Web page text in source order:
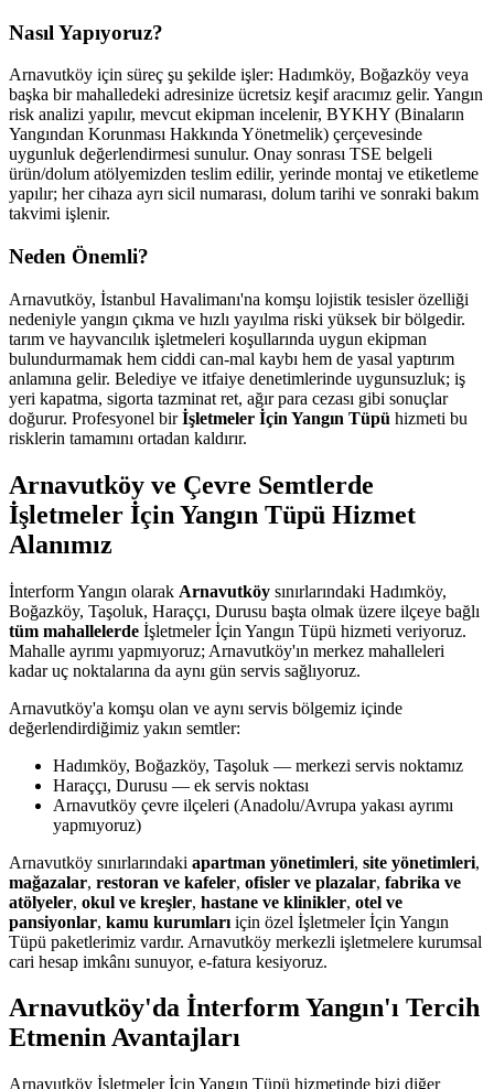
Nasıl Yapıyoruz?
Arnavutköy için süreç şu şekilde işler: Hadımköy, Boğazköy veya
başka bir mahalledeki adresinize ücretsiz keşif aracımız gelir. Yangın
risk analizi yapılır, mevcut ekipman incelenir, BYKHY (Binaların
Yangından Korunması Hakkında Yönetmelik) çerçevesinde
uygunluk değerlendirmesi sunulur. Onay sonrası TSE belgeli
ürün/dolum atölyemizden teslim edilir, yerinde montaj ve etiketleme
yapılır; her cihaza ayrı sicil numarası, dolum tarihi ve sonraki bakım
takvimi işlenir.
Neden Önemli?
Arnavutköy, İstanbul Havalimanı'na komşu lojistik tesisler özelliği
nedeniyle yangın çıkma ve hızlı yayılma riski yüksek bir bölgedir.
tarım ve hayvancılık işletmeleri koşullarında uygun ekipman
bulundurmamak hem ciddi can-mal kaybı hem de yasal yaptırım
anlamına gelir. Belediye ve itfaiye denetimlerinde uygunsuzluk; iş
yeri kapatma, sigorta tazminat ret, ağır para cezası gibi sonuçlar
doğurur. Profesyonel birİşletmeler İçin Yangın Tüpü hizmeti bu
risklerin tamamını ortadan kaldırır.
Arnavutköy ve Çevre Semtlerde
İşletmeler İçin Yangın Tüpü Hizmet
Alanımız
İnterform Yangın olarak Arnavutköy sınırlarındaki Hadımköy,
Boğazköy, Taşoluk, Haraççı, Durusu başta olmak üzere ilçeye bağlı
tüm mahallelerde İşletmeler İçin Yangın Tüpü hizmeti veriyoruz.
Mahalle ayrımı yapmıyoruz; Arnavutköy'ın merkez mahalleleri
kadar uç noktalarına da aynı gün servis sağlıyoruz.
Arnavutköy'a komşu olan ve aynı servis bölgemiz içinde
değerlendirdiğimiz yakın semtler:
Hadımköy, Boğazköy, Taşoluk — merkezi servis noktamız
Haraççı, Durusu — ek servis noktası
Arnavutköy çevre ilçeleri (Anadolu/Avrupa yakası ayrımı
yapmıyoruz)
Arnavutköy sınırlarındaki apartman yönetimleri, site yönetimleri,
mağazalar, restoran ve kafeler, ofisler ve plazalar, fabrika ve
atölyeler, okul ve kreşler, hastane ve klinikler, otel ve
pansiyonlar, kamu kurumları için özel İşletmeler İçin Yangın
Tüpü paketlerimiz vardır. Arnavutköy merkezli işletmelere kurumsal
cari hesap imkânı sunuyor, e-fatura kesiyoruz.
Arnavutköy'da İnterform Yangın'ı Tercih
Etmenin Avantajları
Arnavutköy İşletmeler İçin Yangın Tüpü hizmetinde bizi diğer